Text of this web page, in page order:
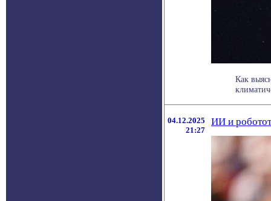
Как
04.12.2025
21:27
ИИ и